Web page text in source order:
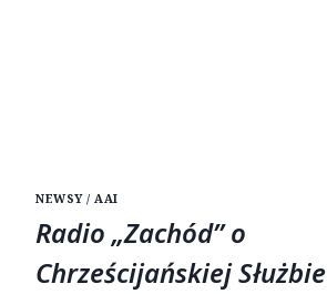
NEWSY / AAI
Radio „Zachód” o
Chrześcijańskiej Służbie